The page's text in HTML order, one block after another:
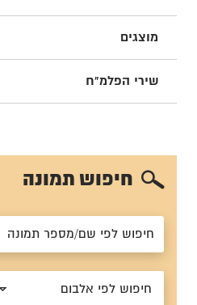
מוצגים
שירי הפלמ"ח
חיפוש תמונה
חיפוש לפי אלבום